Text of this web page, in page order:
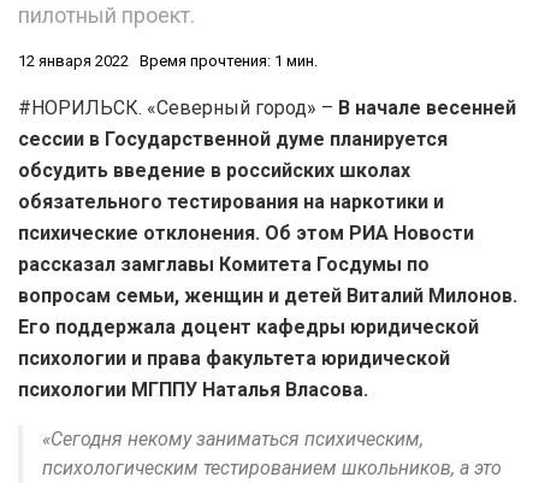
пилотный проект.
12 января 2022 Время прочтения: 1 мин.
#НОРИЛЬСК. «Северный город» – В начале весенней
сессии в Государственной думе планируется
обсудить введение в российских школах
обязательного тестирования на наркотики и
психические отклонения. Об этом РИА Новости
рассказал замглавы Комитета Госдумы по
вопросам семьи, женщин и детей Виталий Милонов.
Его поддержала доцент кафедры юридической
психологии и права факультета юридической
психологии МГППУ Наталья Власова.
«Сегодня некому заниматься психическим,
психологическим тестированием школьников, а это